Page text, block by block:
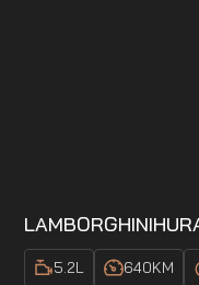
LAMBORGHINI
5.2L 640KM